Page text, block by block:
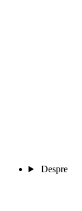
Despre